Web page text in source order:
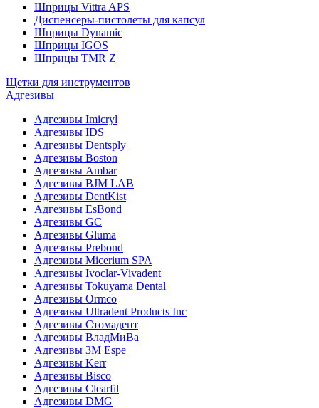
Шприцы Vittra APS
Диспенсеры-пистолеты для капсул
Шприцы Dynamic
Шприцы IGOS
Шприцы TMR Z
Щетки для инструментов
Адгезивы
Адгезивы Imicryl
Адгезивы IDS
Адгезивы Dentsply
Адгезивы Boston
Адгезивы Ambar
Адгезивы BJM LAB
Адгезивы DentKist
Адгезивы EsBond
Адгезивы GC
Адгезивы Gluma
Адгезивы Prebond
Адгезивы Micerium SPA
Адгезивы Ivoclar-Vivadent
Адгезивы Tokuyama Dental
Адгезивы Ormco
Адгезивы Ultradent Products Inc
Адгезивы Стомадент
Адгезивы ВладМиВа
Адгезивы 3M Espe
Адгезивы Kerr
Адгезивы Bisco
Адгезивы Clearfil
Адгезивы DMG